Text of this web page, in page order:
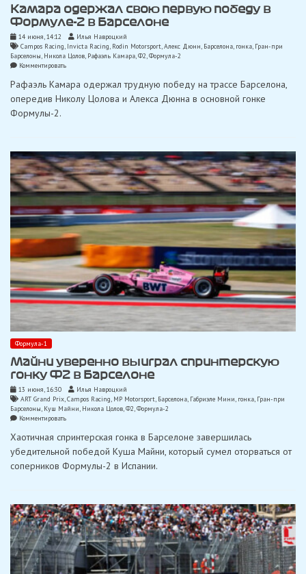
Камара одержал свою первую победу в
Формуле-2 в Барселоне
14 июня, 14:12
Илья Навроцкий
Campos Racing, Invicta Racing, Rodin Motorsport,Алекс Дюнн, Барселона, гонка, Гран-при
Барселоны, Никола Цолов, Рафаэль Камара,Ф2,Формула-2
Комментироватьon
одержал
первую
Барселоне
Рафаэль Камара одержал трудную победу на трассе Барселона,
опередив Николу Цолова и Алекса Дюнна в основной гонке
Формулы-2.
Формула-1
Майни уверенно выиграл спринтерскую
гонку Ф2 в Барселоне
13 июня, 16:30
Илья Навроцкий
ART Grand Prix,Campos Racing, MP Motorsport, Барселона, Габриэле Мини, гонка, Гран-при
Барселоны, Куш Майни, Никола Цолов,Ф2,Формула-2
Комментироватьon
уверенно
выиграл
спринтерскую
гонку
Хаотичная спринтерская гонка в Барселоне завершилась
убедительной победой Куша Майни, который сумел оторваться от
соперников Формулы-2 в Испании.